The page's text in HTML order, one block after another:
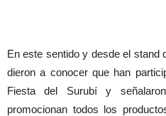
En este sentido y desde el stand
dieron a conocer que han
Fiesta del Surubí y
promocionan todos los